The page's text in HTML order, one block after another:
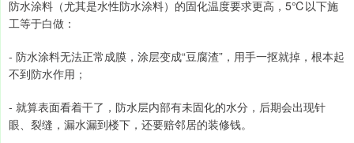
防水涂料（尤其是水性防水涂料）的固化温度要求更高，5℃以下施
工等于白做：
- 防水涂料无法正常成膜，涂层变成“豆腐渣”，用手一抠就掉，根本起
不到防水作用；
- 就算表面看着干了，防水层内部有未固化的水分，后期会出现针
眼、裂缝，漏水漏到楼下，还要赔邻居的装修钱。